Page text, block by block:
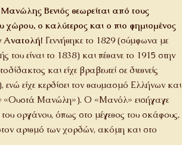
Βενιός θεωρείται από τους
χώρου, ο καλύτερος και ο πιο φημισμένος
Ανατολή! Γεννήθηκε το 1829 (σύμφωνα με
του είναι το 1838) και πέθανε το 1915 στην
και είχε βραβευτεί σε διεθνείς
ενώ είχε κερδίσει τον θαυμασμό Ελλήνων και
«Ουστά Μανώλη»). Ο «Μανόλ» εισήγαγε
του οργάνου, όπως στο μέγεθος του σκάφους,
αριθμό των χορδών, ακόμη και στο